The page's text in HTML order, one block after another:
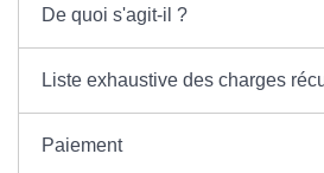
De quoi s'agit-il ?
Liste exhaustive des charges
Paiement